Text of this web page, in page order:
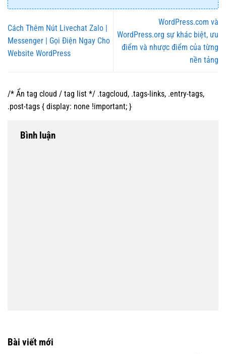
Bài viết mới
Cách Thêm Nút Livechat Zalo |
Messenger | Gọi Điện Ngay Cho
Website WordPress
WordPress.com và
WordPress.org sự khác biệt, ưu
điểm và nhược điểm của từng
nền tảng
/* Ẩn tag cloud / tag list */ .tagcloud, .tags-links, .entry-tags,
.post-tags { display: none !important; }
Bình luận